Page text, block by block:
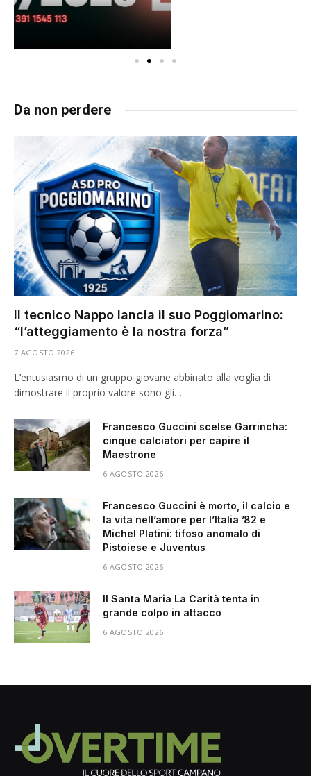
Da non perdere
Il tecnico Nappo lancia il suo Poggiomarino:
“l’atteggiamento è la nostra forza”
7 AGOSTO 2026
L’entusiasmo di un gruppo giovane abbinato alla voglia di
dimostrare il proprio valore sono gli…
Francesco Guccini scelse Garrincha:
cinque calciatori per capire il
Maestrone
6 AGOSTO 2026
Francesco Guccini è morto, il calcio e
la vita nell’amore per l’Italia ’82 e
Michel Platini: tifoso anomalo di
Pistoiese e Juventus
6 AGOSTO 2026
Il Santa Maria La Carità tenta in
grande colpo in attacco
6 AGOSTO 2026